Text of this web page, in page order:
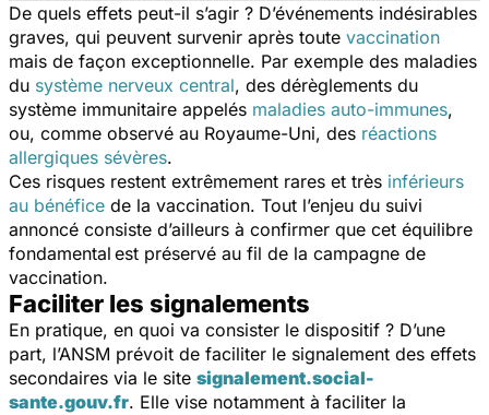
De quels effets peut-il s’agir ? D’événements indésirables
graves, qui peuvent survenir après toute vaccination
mais de façon exceptionnelle. Par exemple des maladies
du système nerveux central, des dérèglements du
système immunitaire appelés maladies auto-immunes,
ou, comme observé au Royaume-Uni, des réactions
allergiques sévères.
Ces risques restent extrêmement rares et très inférieurs
au bénéfice de la vaccination. Tout l’enjeu du suivi
annoncé consiste d’ailleurs à confirmer que cet équilibre
fondamental est préservé au fil de la campagne de
vaccination.
Faciliter les signalements
En pratique, en quoi va consister le dispositif ? D’une
part, l’ANSM prévoit de faciliter le signalement des effets
secondaires via le site signalement.social-
sante.gouv.fr. Elle vise notamment à faciliter la